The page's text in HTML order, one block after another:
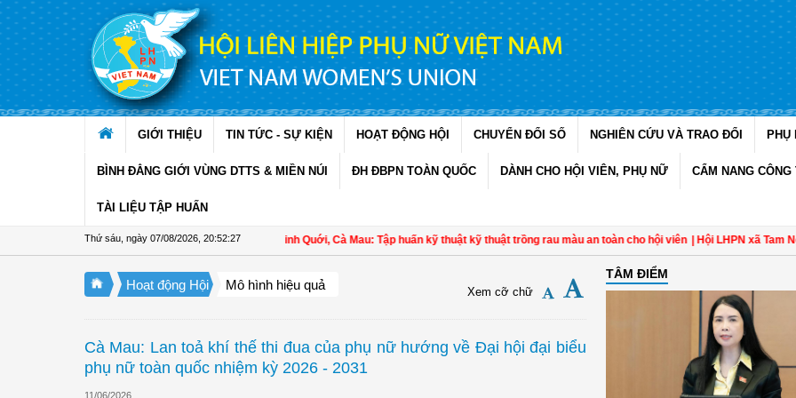
Truy cập nội dung luôn
GIỚI THIỆU TIN TỨC - SỰ KIỆN HOẠT ĐỘNG HỘI CHUYỂN ĐỔI SỐ NGHIÊN CỨU VÀ TRAO ĐỔI PHỤ
BÌNH ĐẲNG GIỚI VÙNG DTTS & MIỀN NÚI ĐH ĐBPN TOÀN QUỐC DÀNH CHO HỘI VIÊN, PHỤ NỮ CẨM NANG CÔNG
TÀI LIỆU TẬP HUẤN
Thứ sáu, ngày 07/08/2026 20:52:28
Hội LHPN xã Ninh Quới, Cà Mau: Tập huấn kỹ thuật kỹ thuật trồng rau màu an toàn cho hội viên | Hội LHPN xã Tam Ngãi,
Hoạt động Hội Mô hình hiệu quả Xem cỡ chữ
Cà Mau: Lan toả khí thế thi đua của phụ nữ hướng về Đại hội đại biểu
phụ nữ toàn quốc nhiệm kỳ 2026 - 2031
11/06/2026
TÂM ĐIỂM